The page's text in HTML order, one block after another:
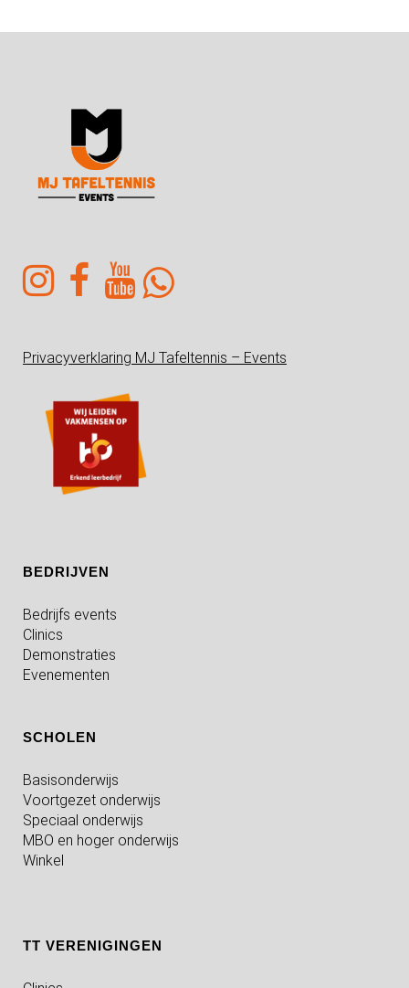
Privacyverklaring MJ Tafeltennis – Events
BEDRIJVEN
Bedrijfs events
Clinics
Demonstraties
Evenementen
SCHOLEN
Basisonderwijs
Voortgezet onderwijs
Speciaal onderwijs
MBO en hoger onderwijs
Winkel
TT VERENIGINGEN